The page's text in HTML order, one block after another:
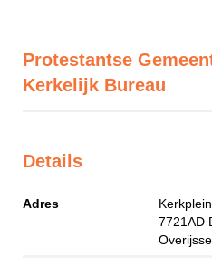
Protestantse
Kerkelijk Bureau
Details
Adres
7721AD